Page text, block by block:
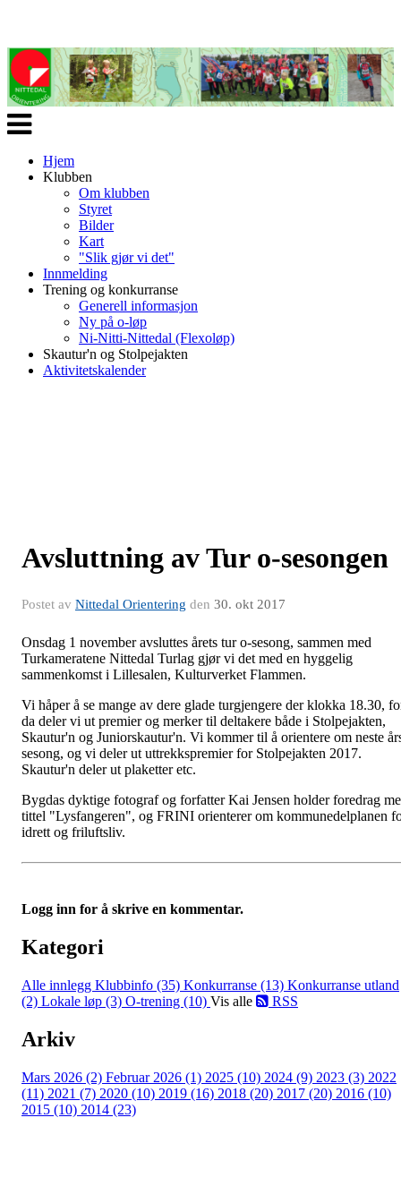
Veksle
navigasjon
Hjem
Klubben
Om klubben
Styret
Bilder
Kart
"Slik gjør vi det"
Innmelding
Trening og konkurranse
Generell informasjon
Ny på o-løp
Ni-Nitti-Nittedal (Flexoløp)
Skautur'n og Stolpejakten
Aktivitetskalender
Avsluttning av Tur o-sesongen
Postet av Nittedal Orientering den 30. okt 2017
Onsdag 1 november avsluttes årets tur o-sesong, sammen med
Turkameratene Nittedal Turlag gjør vi det med en hyggelig
sammenkomst i Lillesalen, Kulturverket Flammen.
Vi håper å se mange av dere glade turgjengere der klokka 18.30,
da deler vi ut premier og merker til deltakere både i Stolpejakten,
Skautur'n og Juniorskautur'n. Vi kommer til å orientere om neste
sesong, og vi deler ut uttrekkspremier for Stolpejakten 2017.
Skautur'n deler ut plaketter etc.
Bygdas dyktige fotograf og forfatter Kai Jensen holder foredrag
tittel "Lysfangeren", og FRINI orienterer om kommunedelplanen
idrett og friluftsliv.
Logg inn for å skrive en kommentar.
Kategori
Alle innlegg Klubbinfo (35) Konkurranse (13) Konkurranse utland
(2) Lokale løp (3) O-trening (10) Vis alle RSS
Arkiv
Mars 2026 (2) Februar 2026 (1) 2025 (10) 2024 (9) 2023 (3) 2022
(11) 2021 (7) 2020 (10) 2019 (16) 2018 (20) 2017 (20) 2016 (10)
2015 (10) 2014 (23)